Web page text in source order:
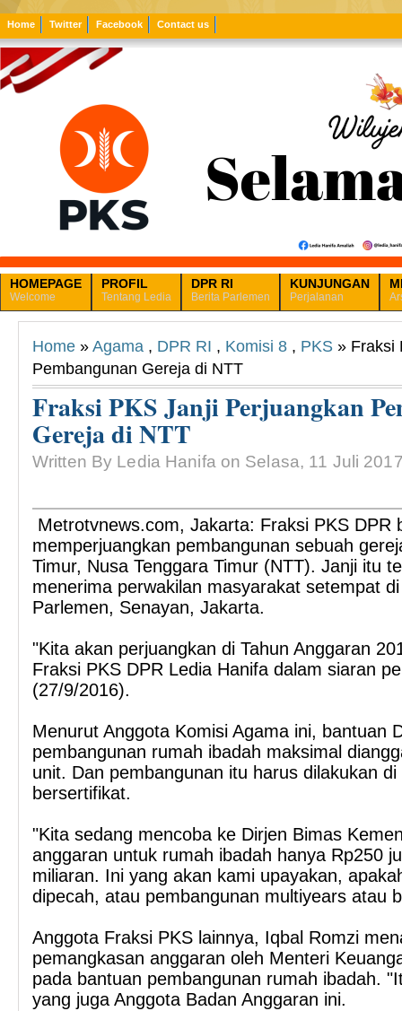
Home Twitter Facebook Contact us
HOMEPAGE
Welcome
PROFIL
Tentang Ledia
DPR RI
Berita Parlemen
KUNJUNGAN
Perjalanan
Home » Agama , DPR RI , Komisi 8 , PKS » Fraksi
Pembangunan Gereja di NTT
Fraksi PKS Janji Perjuangkan
Gereja di NTT
Written By Ledia Hanifa on Selasa, 11 Juli
Metrotvnews.com, Jakarta: Fraksi PKS DPR
memperjuangkan pembangunan sebuah
Timur, Nusa Tenggara Timur (NTT). Janji itu
menerima perwakilan masyarakat setempat
Parlemen, Senayan, Jakarta.
"Kita akan perjuangkan di Tahun Anggaran
Fraksi PKS DPR Ledia Hanifa dalam siaran
(27/9/2016).
Menurut Anggota Komisi Agama ini, bantuan
pembangunan rumah ibadah maksimal
unit. Dan pembangunan itu harus dilakukan
bersertifikat.
"Kita sedang mencoba ke Dirjen Bimas
anggaran untuk rumah ibadah hanya Rp250
miliaran. Ini yang akan kami upayakan,
dipecah, atau pembangunan multiyears atau
Anggota Fraksi PKS lainnya, Iqbal Romzi
pemangkasan anggaran oleh Menteri
pada bantuan pembangunan rumah ibadah.
yang juga Anggota Badan Anggaran ini.